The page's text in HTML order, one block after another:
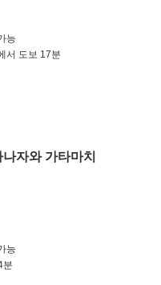
능
서 도보 17분
자와 가타마치
능
분